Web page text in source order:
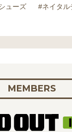
ューズ
#ネイタル
MEMBERS